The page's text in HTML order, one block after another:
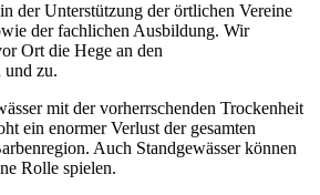
der Unterstützung der örtlichen Vereine
der fachlichen Ausbildung. Wir
Ort die Hege an den
und zu.
mit der vorherrschenden Trockenheit
ein enormer Verlust der gesamten
Auch Standgewässer können
Rolle spielen.